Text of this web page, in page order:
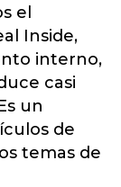
el
Inside,
interno,
casi
un
de
temas de